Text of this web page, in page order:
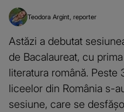
Teodora Argint reporter
Astăzi a debutat
de Bacalaureat, cu
literatura română.
liceelor din România s-
sesiune, care se